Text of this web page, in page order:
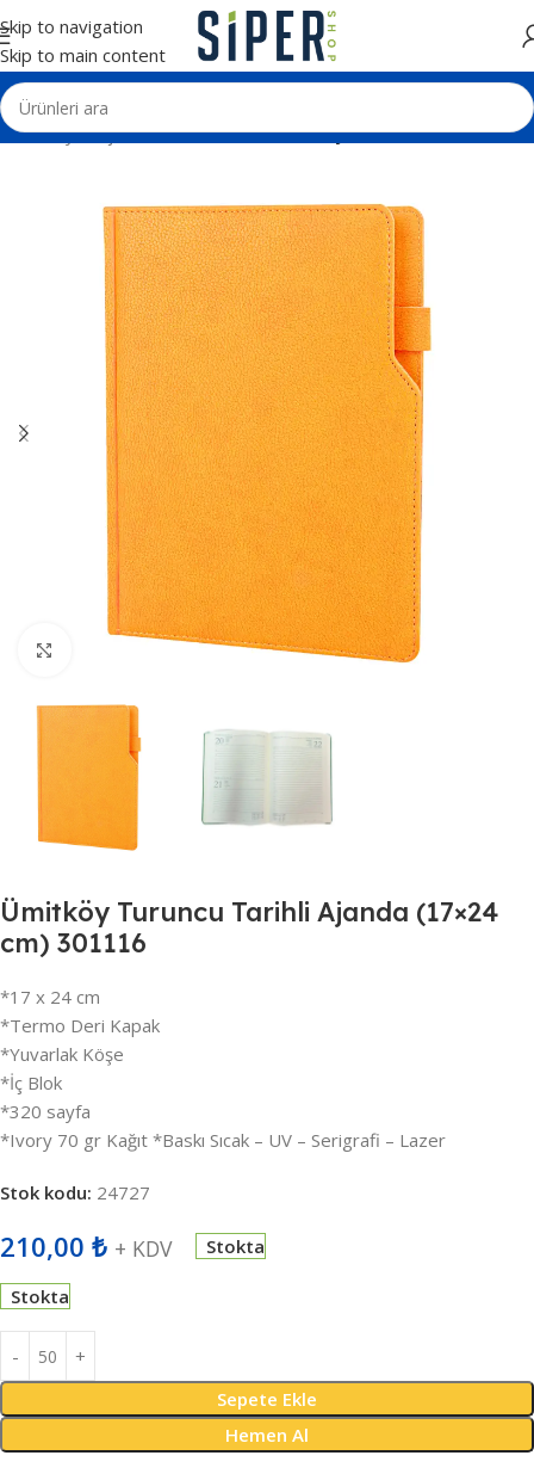
Skip to navigation
Skip to main content
Ana Sayfa Ajanda ve Defterler Tarihli Ajandalar
Büyütmek için tıklayın
Ümitköy Turuncu Tarihli Ajanda (17×24
cm) 301116
*17 x 24 cm
*Termo Deri Kapak
*Yuvarlak Köşe
*İç Blok
*320 sayfa
*Ivory 70 gr Kağıt *Baskı Sıcak – UV – Serigrafi – Lazer
Stok kodu: 24727
210,00 ₺ + KDV Stokta
Stokta
Sepete Ekle
Hemen Al